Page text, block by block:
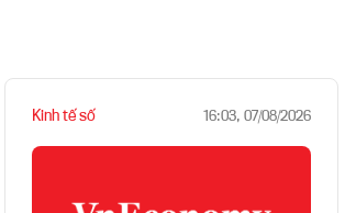
Kinh tế số 16:03, 07/08/2026